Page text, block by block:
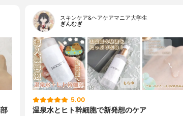
スキンケア&ヘアケアマニア大学生
ぎんむぎ
5.00
温泉水とヒト幹細胞で新発想のケア